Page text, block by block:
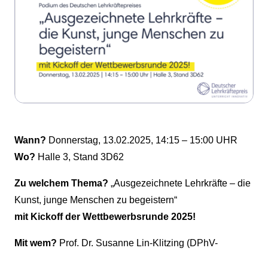
Wann? Donnerstag, 13.02.2025, 14:15 – 15:00 UHR
Wo? Halle 3, Stand 3D62
Zu welchem Thema? „Ausgezeichnete Lehrkräfte – die
Kunst, junge Menschen zu begeistern“
mit Kickoff der Wettbewerbsrunde 2025!
Mit wem? Prof. Dr. Susanne Lin-Klitzing (DPhV-